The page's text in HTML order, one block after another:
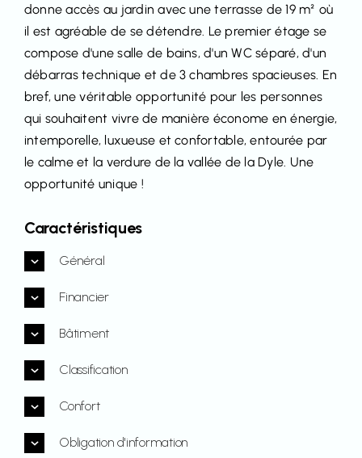
donne accès au jardin avec une terrasse de 19 m² où
il est agréable de se détendre. Le premier étage se
compose d'une salle de bains, d'un WC séparé, d'un
débarras technique et de 3 chambres spacieuses. En
bref, une véritable opportunité pour les personnes
qui souhaitent vivre de manière économe en énergie,
intemporelle, luxueuse et confortable, entourée par
le calme et la verdure de la vallée de la Dyle. Une
opportunité unique !
Caractéristiques
Général
Financier
Bâtiment
Classification
Confort
Obligation d'information